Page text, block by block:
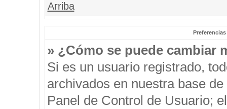
Arriba
» ¿Cómo se puede cambiar
Si es un usuario registrado,
archivados en nuestra base
Panel de Control de Usuario;